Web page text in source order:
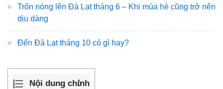
Trốn nóng lên Đà Lạt tháng 6 – Khi mùa hè cũng trở nên
dịu dàng
Đến Đà Lạt tháng 10 có gì hay?
Nội dung chính